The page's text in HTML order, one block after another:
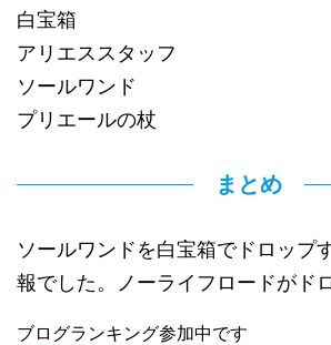
白宝箱
アリエススタッフ
ソールワンド
プリエールの杖
まとめ
ソールワンドを白宝箱でドロップ
報でした。ノーライフロードがド
ブログランキング参加中です